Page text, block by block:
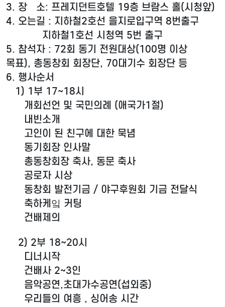
3. 장 소: 프레지던트호텔 19층 브람스 홀(시청앞)
4. 오는길 : 지하철2호선 을지로입구역 8번출구
지하철1호선 시청역 5번 출구
5. 참석자 : 72회 동기 전원대상(100명 이상
목표), 총동창회 회장단, 70대기수 회장단 등
6. 행사순서
1) 1부 17~18시
개회선언 및 국민의례 (애국가1절)
내빈소개
고인이 된 친구에 대한 묵념
동기회장 인사말
총동창회장 축사, 동문 축사
공로자 시상
동창회 발전기금 / 야구후원회 기금 전달식
축하케잌 커팅
건배제의
2) 2부 18~20시
디너시작
건배사 2~3인
음악공연,초대가수공연(섭외중)
우리들의 여흥 , 싱어송 시간